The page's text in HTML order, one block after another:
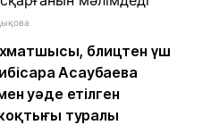
блицтен үш
Асаубаева
уәде етілген
туралы